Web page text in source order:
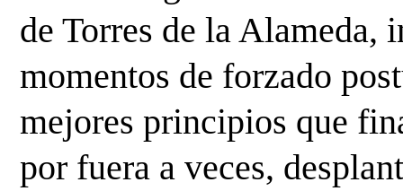
de Torres de la Alameda,
momentos de forzado
mejores principios que
por fuera a veces,